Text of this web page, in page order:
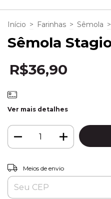
Início > Farinhas > Sêmola >
Sêmola
R$36,90
Ver mais detalhes
Entregas para o CEP:
Meios de envio